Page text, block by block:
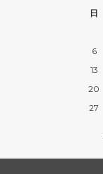
日
6
13
20
27